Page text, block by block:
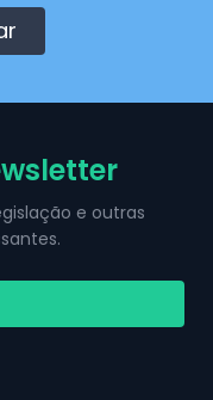
e outras